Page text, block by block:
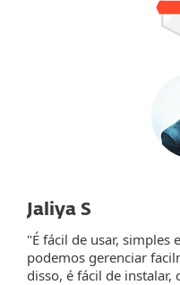
Jaliya S
"É fácil de usar, simples
podemos gerenciar
disso, é fácil de instalar,